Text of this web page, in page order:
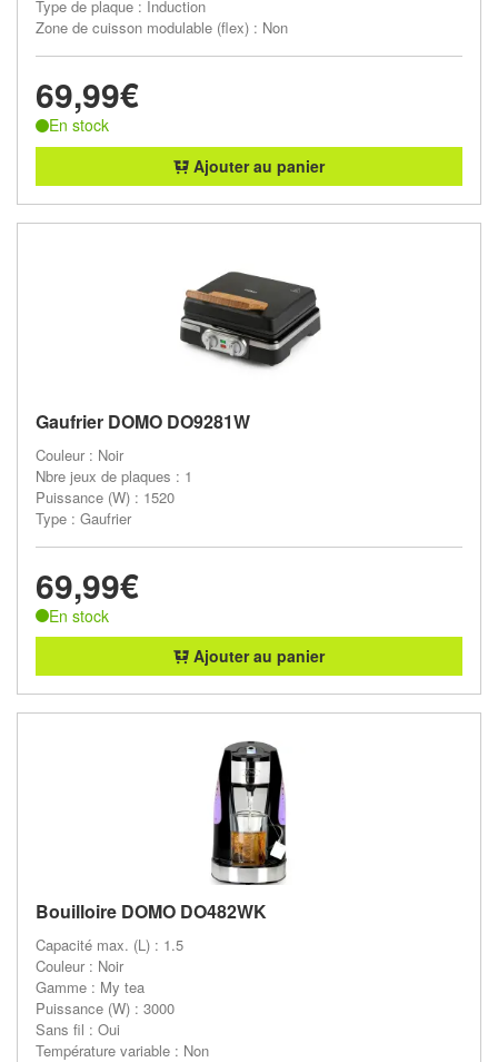
Type de plaque : Induction
Zone de cuisson modulable (flex) : Non
69,99€
En stock
Ajouter au panier
Gaufrier DOMO DO9281W
Couleur : Noir
Nbre jeux de plaques : 1
Puissance (W) : 1520
Type : Gaufrier
69,99€
En stock
Ajouter au panier
Bouilloire DOMO DO482WK
Capacité max. (L) : 1.5
Couleur : Noir
Gamme : My tea
Puissance (W) : 3000
Sans fil : Oui
Température variable : Non